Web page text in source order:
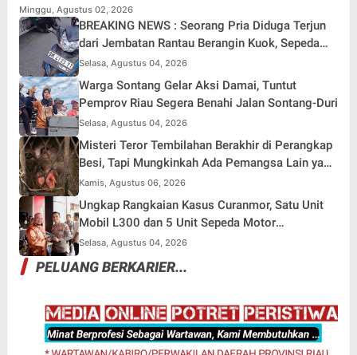
Maksimal
Minggu, Agustus 02, 2026
BREAKING NEWS : Seorang Pria Diduga Terjun
dari Jembatan Rantau Berangin Kuok, Sepeda
Motor Ditinggal di Lokasi
Selasa, Agustus 04, 2026
Warga Sontang Gelar Aksi Damai, Tuntut
Pemprov Riau Segera Benahi Jalan Sontang-Duri
Selasa, Agustus 04, 2026
Misteri Teror Tembilahan Berakhir di Perangkap
Besi, Tapi Mungkinkah Ada Pemangsa Lain yang
Masih Mengintai ?
Kamis, Agustus 06, 2026
Ungkap Rangkaian Kasus Curanmor, Satu Unit
Mobil L300 dan 5 Unit Sepeda Motor
Dikembalikan
Selasa, Agustus 04, 2026
PELUANG BERKARIER...